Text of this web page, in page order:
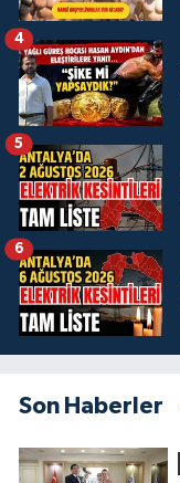
4
5
6
Son Haberler